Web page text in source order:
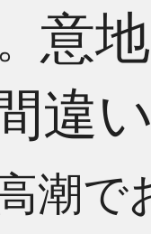
意
違
潮で